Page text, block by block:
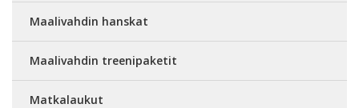
Maalivahdin hanskat
Maalivahdin treenipaketit
Matkalaukut